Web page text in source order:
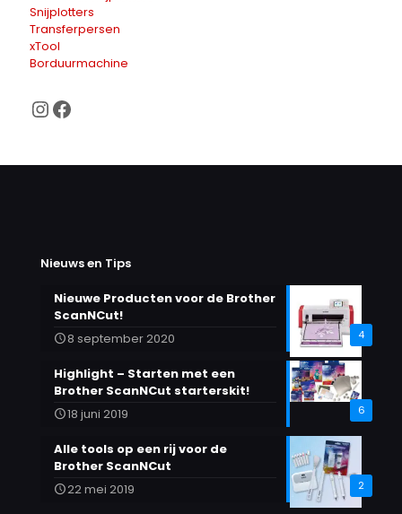
Snijplotters
Transferpersen
xTool
Borduurmachine
Instagram
Facebook
Nieuws en Tips
4
Nieuwe Producten voor de Brother
ScanNCut!
8 september 2020
6
Highlight – Starten met een
Brother ScanNCut starterskit!
18 juni 2019
2
Alle tools op een rij voor de
Brother ScanNCut
22 mei 2019